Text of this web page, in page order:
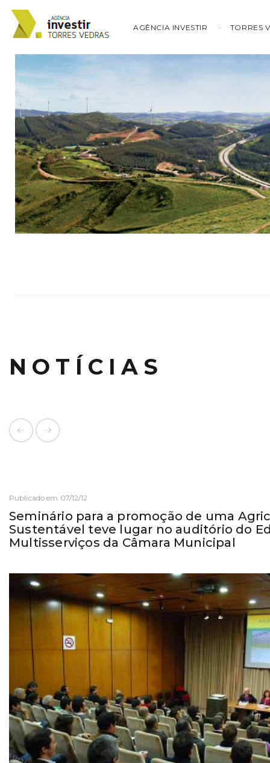
AGÊNCIA INVESTIR TORRES
NOTÍCIAS
Publicado em 07/12/12
Seminário para a promoção de uma
Sustentável teve lugar no auditório do
Multisserviços da Câmara Municipal